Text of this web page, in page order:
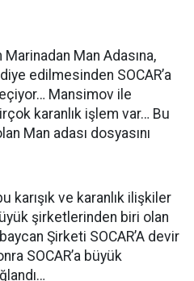
Man Adasına,
edilmesinden SOCAR’a
Mansimov ile
karanlık işlem var… Bu
Man adası dosyasını
karışık ve karanlık ilişkiler
şirketlerinden biri olan
Şirketi SOCAR’A devir
SOCAR’a büyük